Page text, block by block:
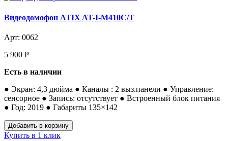
Видеодомофон ATIX AT-I-М410C/T
Арт: 0062
5 900 Р
Есть в наличии
● Экран: 4,3 дюйма ● Каналы : 2 выз.панели ● Управление:
сенсорное ● Запись: отсутствует ● Встроенный блок питания
● Год: 2019 ● Габариты 135×142
Купить в 1 клик